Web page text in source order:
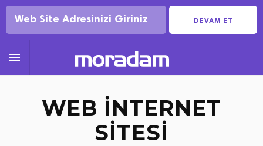
DEVAM ET

WEB INTERNET
SITESI